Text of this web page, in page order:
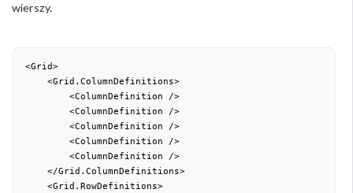
wierszy.
<Grid>
    <Grid.ColumnDefinitions>
        <ColumnDefinition />
        <ColumnDefinition />
        <ColumnDefinition />
        <ColumnDefinition />
        <ColumnDefinition />
    </Grid.ColumnDefinitions>
    <Grid.RowDefinitions>